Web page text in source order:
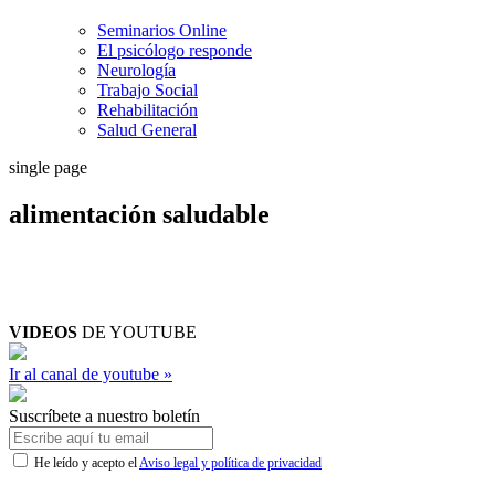
Seminarios Online
El psicólogo responde
Neurología
Trabajo Social
Rehabilitación
Salud General
single page
alimentación saludable
VIDEOS DE YOUTUBE
Ir al canal de youtube »
Suscríbete a nuestro boletín
He leído y acepto elAviso legal y política de privacidad